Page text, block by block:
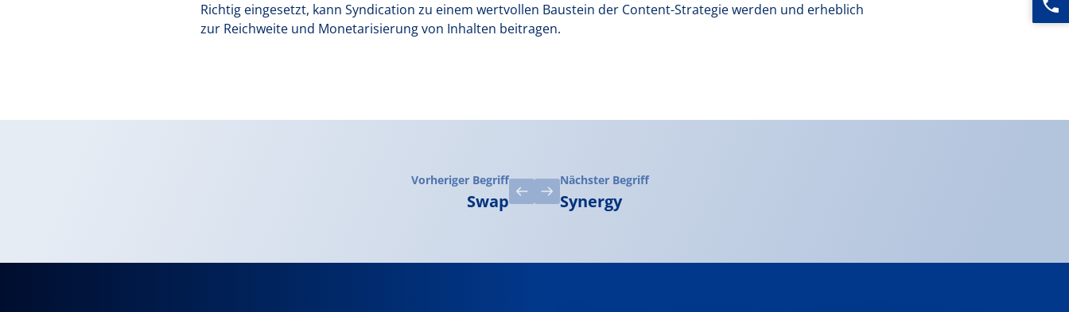
Richtig eingesetzt, kann Syndication zu einem wertvollen Baustein der Content-Strategie werden und erheblich
zur Reichweite und Monetarisierung von Inhalten beitragen.
Vorheriger Begriff
Swap
Nächster Begriff
Synergy